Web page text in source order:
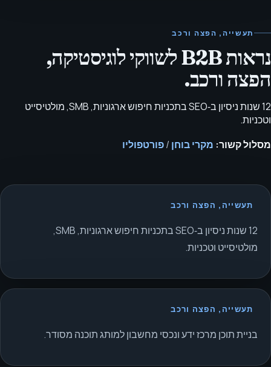
תעשייה, הפצה ורכב
נראות B2B לשווקי לוגיסטיקה,
הפצה ורכב.
12 שנות ניסיון ב‑SEO בתכניות חיפוש ארגוניות, SMB, מולטיסייט
וטכניות.
מסלול קשור: מקרי בוחן /פורטפוליו
תעשייה, הפצה ורכב
12 שנות ניסיון ב‑SEO בתכניות חיפוש ארגוניות, SMB,
מולטיסייט וטכניות.
תעשייה, הפצה ורכב
בניית תוכן מרכז ידע ונכסי מחשבון למותג תוכנה מסודר.